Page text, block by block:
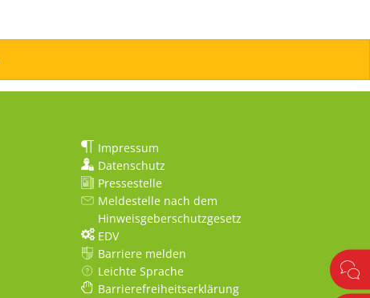
Impressum
Datenschutz
Pressestelle
Meldestelle nach dem
Hinweisgeberschutzgesetz
EDV
Barriere melden
Leichte Sprache
Barrierefreiheitserklärung